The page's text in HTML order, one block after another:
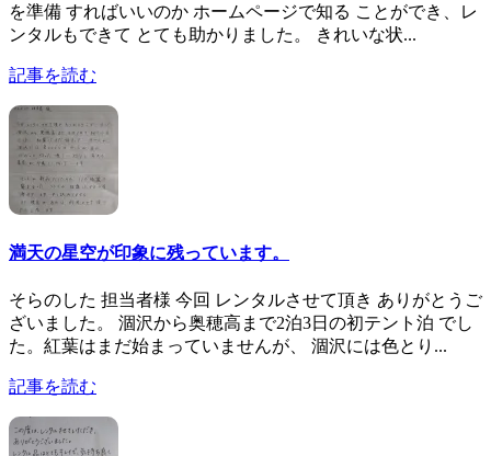
を準備 すればいいのか ホームページで知る ことができ、レ
ンタルもできて とても助かりました。 きれいな状...
記事を読む
満天の星空が印象に残っています。
そらのした 担当者様 今回 レンタルさせて頂き ありがとうご
ざいました。 涸沢から奥穂高まで2泊3日の初テント泊 でし
た。紅葉はまだ始まっていませんが、 涸沢には色とり...
記事を読む